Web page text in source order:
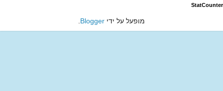
StatCounter
מופעל על ידי Blogger